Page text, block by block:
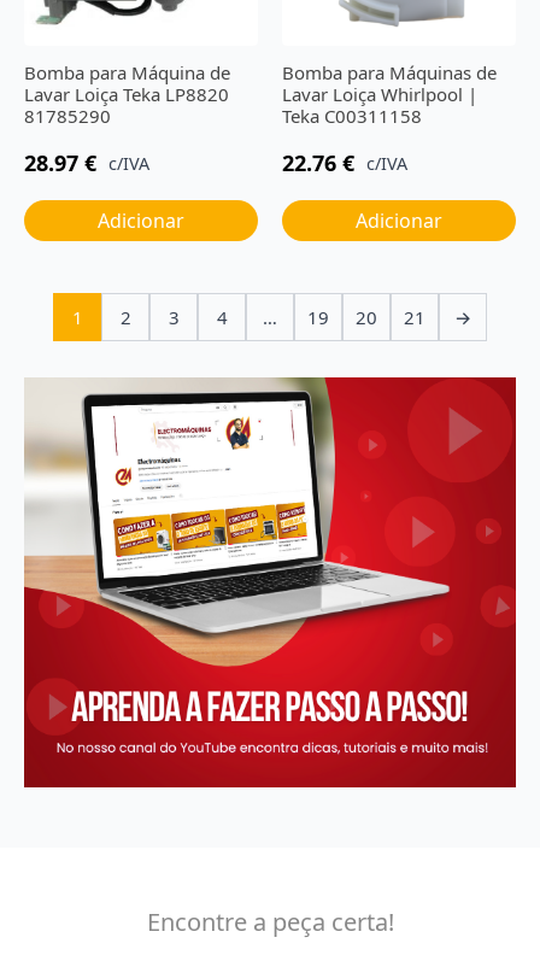
Bomba para Máquina de
Lavar Loiça Teka LP8820
81785290
28.97 € c/IVA
Adicionar
Bomba para Máquinas de
Lavar Loiça Whirlpool |
Teka C00311158
22.76 € c/IVA
Adicionar
1 2 3 4 … 19 20 21 →
Encontre a peça certa!